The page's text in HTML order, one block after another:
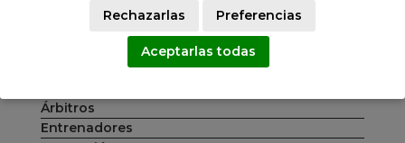
Competiciones
Delegaciones
Árbitros
Entrenadores
Rechazarlas Preferencias
Aceptarlas todas